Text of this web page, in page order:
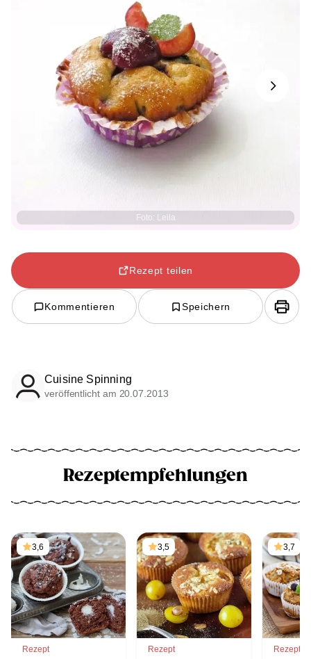
Foto: Leila
Next
Rezept teilen
Kommentieren Speichern
Cuisine Spinning
veröffentlicht am 20.07.2013
Rezeptempfehlungen
3,6
Rezept
3,5
Rezept
3,7
Rezept